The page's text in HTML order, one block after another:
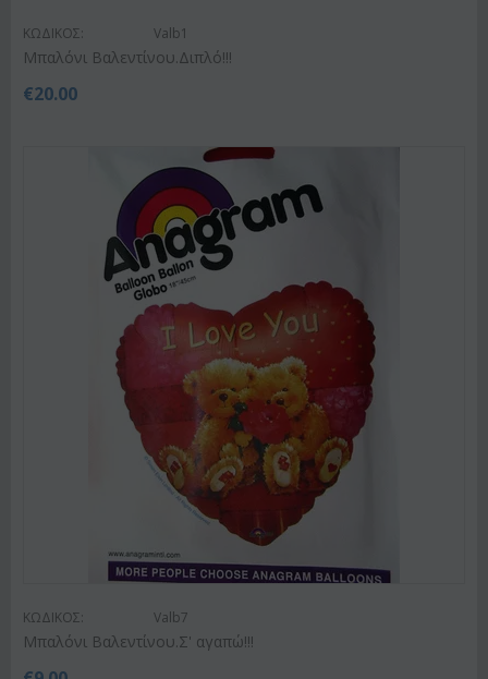
ΚΩΔΙΚΟΣ: Valb1
Μπαλόνι Βαλεντίνου.Διπλό!!!
€20.00
ΚΩΔΙΚΟΣ: Valb7
Μπαλόνι Βαλεντίνου.Σ' αγαπώ!!!